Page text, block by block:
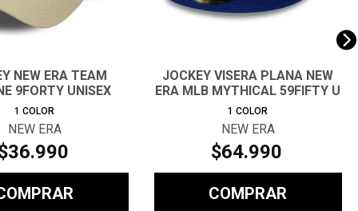
NEW ERA TEAM
9FORTY UNISEX
1 COLOR
NEW ERA
36.990
JOCKEY VISERA PLANA NEW
ERA MLB MYTHICAL 59FIFTY U
1 COLOR
NEW ERA
$64.990
COMPRAR